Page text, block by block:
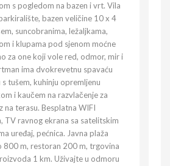
s pogledom na bazen i vrt. Vila
bazen veličine 10 x 4
suncobranima, ležaljkama,
i klupama pod sjenom moćne
za one koji vole red, odmor, mir i
ima dvokrevetnu spavaću
tušem, kuhinju opremljenu
i kaučem na razvlačenje za
na terasu. Besplatna WIFI
TV ravnog ekrana sa satelitskim
uređaj, pećnica. Javna plaža
800 m, restoran 200 m, trgovina
1 km. Uživajte u odmoru